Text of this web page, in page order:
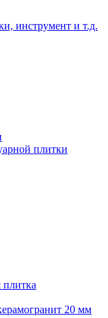
инструмент и т.д.
плитки
плитка
20 мм